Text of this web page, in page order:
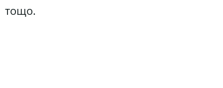
тощо.